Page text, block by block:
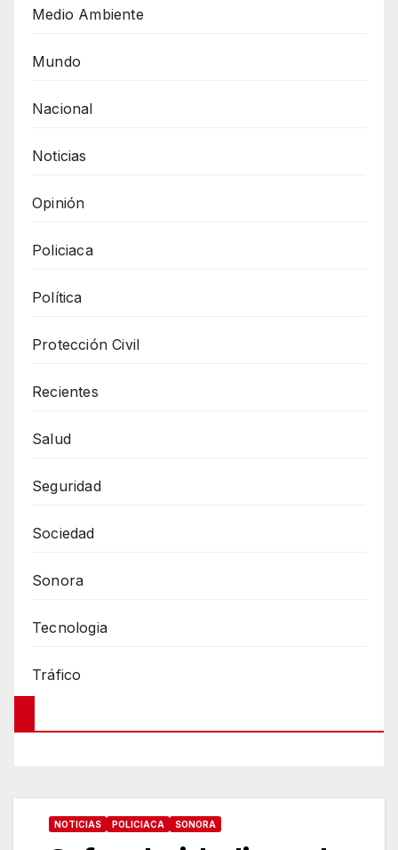
Medio Ambiente
Mundo
Nacional
Noticias
Opinión
Policiaca
Política
Protección Civil
Recientes
Salud
Seguridad
Sociedad
Sonora
Tecnologia
Tráfico
NOTICIAS POLICIACA SONORA